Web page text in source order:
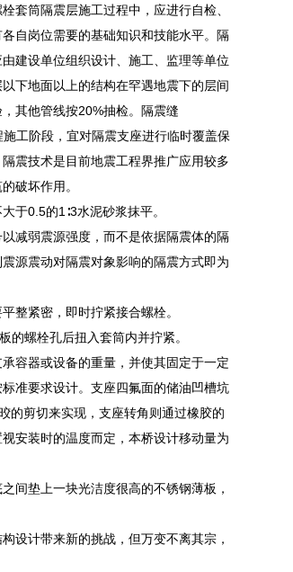
套筒隔震层施工过程中，应进行自检、
自岗位需要的基础知识和技能水平。隔
建设单位组织设计、施工、监理等单位
下地面以上的结构在罕遇地震下的层间
其他管线按20%抽检。隔震缝
工阶段，宜对隔震支座进行临时覆盖保
震技术是目前地震工程界推广应用较多
破坏作用。
于0.5的1∶3水泥砂浆抹平。
减弱震源强度，而不是依据隔震体的隔
源震动对隔震对象影响的隔震方式即为
整紧密，即时拧紧接合螺栓。
螺栓孔后扭入套筒内并拧紧。
容器或设备的重量，并使其固定于一定
准要求设计。支座四氟面的储油凹槽坑
的剪切来实现，支座转角则通过橡胶的
安装时的温度而定，本桥设计移动量为
间垫上一块光洁度很高的不锈钢薄板，
设计带来新的挑战，但万变不离其宗，